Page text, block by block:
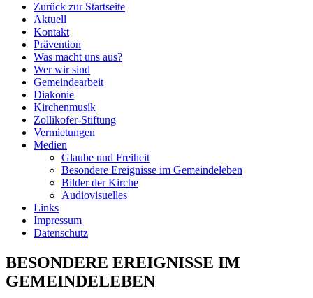
Zurück zur Startseite
Aktuell
Kontakt
Prävention
Was macht uns aus?
Wer wir sind
Gemeindearbeit
Diakonie
Kirchenmusik
Zollikofer-Stiftung
Vermietungen
Medien
Glaube und Freiheit
Besondere Ereignisse im Gemeindeleben
Bilder der Kirche
Audiovisuelles
Links
Impressum
Datenschutz
BESONDERE EREIGNISSE IM
GEMEINDELEBEN